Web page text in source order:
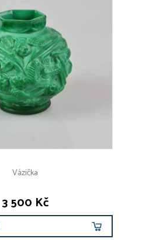
Vázička
3 500 Kč